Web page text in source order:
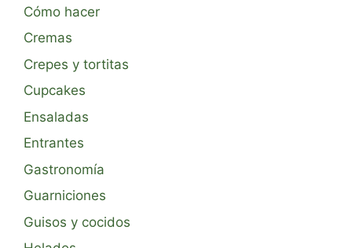
Cómo hacer
Cremas
Crepes y tortitas
Cupcakes
Ensaladas
Entrantes
Gastronomía
Guarniciones
Guisos y cocidos